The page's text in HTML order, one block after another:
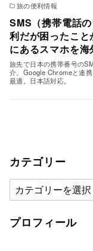
旅の便利情報
SMS（携帯電話
利だが困ったこ
にあるスマホを
旅先で日本の携帯番号の
介。Google Chromeと連
最適。日本語対応。
カテゴリー
カ
テ
ゴ
プロフィール